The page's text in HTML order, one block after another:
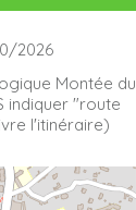
2026
Montée du
indiquer "route
l'itinéraire)